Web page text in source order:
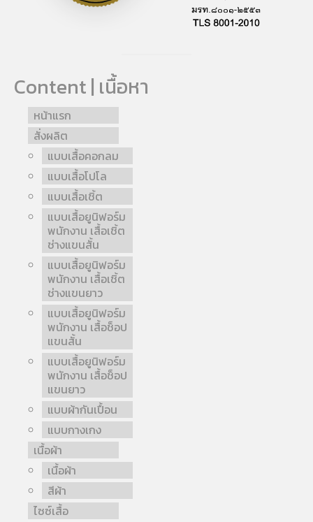
Content | เนื้อหา
หน้าแรก
สั่งผลิต
แบบเสื้อคอกลม
แบบเสื้อโปโล
แบบเสื้อเชิ้ต
แบบเสื้อยูนิฟอร์ม
พนักงาน เสื้อเชิ้ต
ช่างแขนสั้น
แบบเสื้อยูนิฟอร์ม
พนักงาน เสื้อเชิ้ต
ช่างแขนยาว
แบบเสื้อยูนิฟอร์ม
พนักงาน เสื้อช็อป
แขนสั้น
แบบเสื้อยูนิฟอร์ม
พนักงาน เสื้อช็อป
แขนยาว
แบบผ้ากันเปื้อน
แบบกางเกง
เนื้อผ้า
เนื้อผ้า
สีผ้า
ไซซ์เสื้อ